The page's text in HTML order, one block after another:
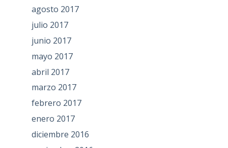
agosto 2017
julio 2017
junio 2017
mayo 2017
abril 2017
marzo 2017
febrero 2017
enero 2017
diciembre 2016